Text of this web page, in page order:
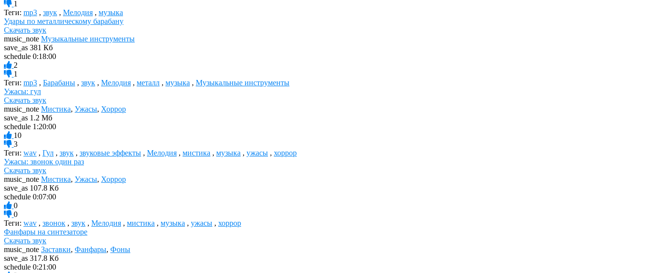
1
Теги: mp3 , звук , Мелодия , музыка
Удары по металлическому барабану
Скачать звук
music_note Музыкальные инструменты
save_as 381 Кб
schedule 0:18:00
2
1
Теги: mp3 , Барабаны , звук , Мелодия , металл , музыка , Музыкальные инструменты
Ужасы: гул
Скачать звук
music_note Мистика, Ужасы, Хоррор
save_as 1.2 Мб
schedule 1:20:00
10
3
Теги: wav , Гул , звук , звуковые эффекты , Мелодия , мистика , музыка , ужасы , хоррор
Ужасы: звонок один раз
Скачать звук
music_note Мистика, Ужасы, Хоррор
save_as 107.8 Кб
schedule 0:07:00
0
0
Теги: wav , звонок , звук , Мелодия , мистика , музыка , ужасы , хоррор
Фанфары на синтезаторе
Скачать звук
music_note Заставки, Фанфары, Фоны
save_as 317.8 Кб
schedule 0:21:00